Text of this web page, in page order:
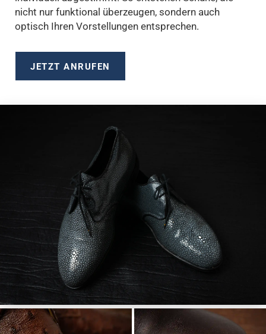
nicht nur funktional überzeugen, sondern auch
optisch Ihren Vorstellungen entsprechen.
JETZT ANRUFEN